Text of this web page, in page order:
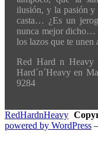
ilusión, y la pasión y
casta… ¿Es un
nunca mejor dicho…
los lazos que te unen
Red Hard n Heavy
Hard´n´Heavy en
9284
RedHardnHeavy
powered by WordPress